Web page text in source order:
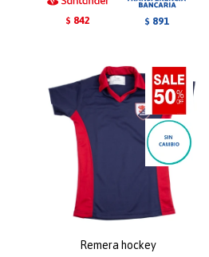
$ 842 $ 891
Remera hockey